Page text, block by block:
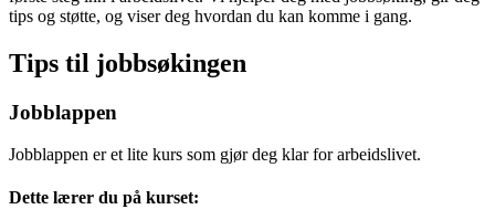
tips og støtte, og viser deg hvordan du kan komme i gang.
Tips til jobbsøkingen
Jobblappen
Jobblappen er et lite kurs som gjør deg klar for arbeidslivet.
Dette lærer du på kurset: